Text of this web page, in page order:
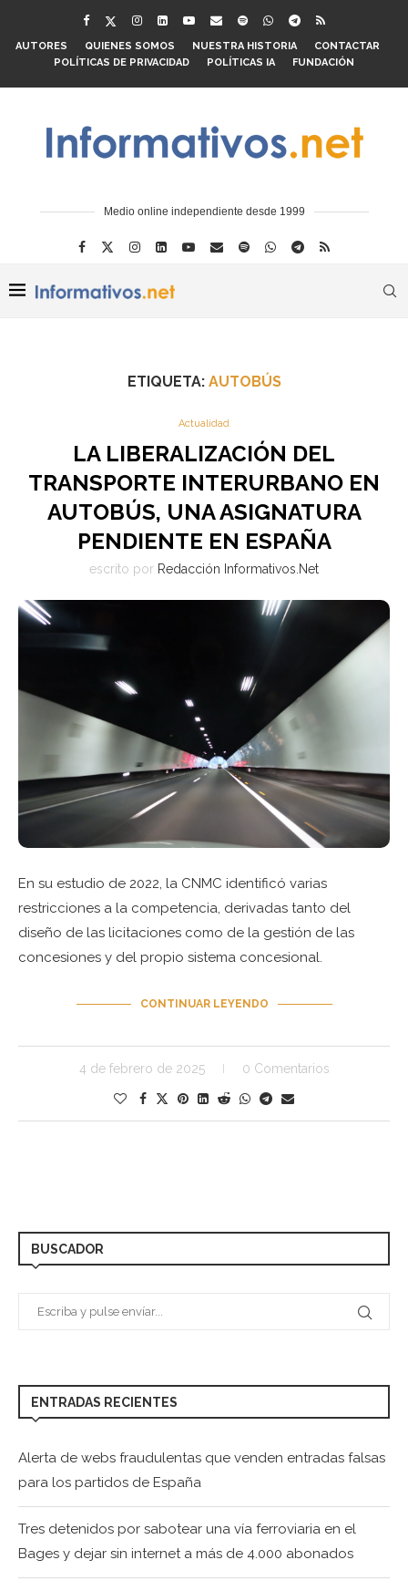
AUTORES QUIENES SOMOS NUESTRA HISTORIA
CONTACTAR
POLÍTICAS DE PRIVACIDAD
POLÍTICAS IA FUNDACIÓN
Medio online independiente desde 1999
ETIQUETA: AUTOBÚS
Actualidad
LA LIBERALIZACIÓN DEL
TRANSPORTE INTERURBANO EN
AUTOBÚS, UNA ASIGNATURA
PENDIENTE EN ESPAÑA
escrito por Redacción Informativos.Net
En su estudio de 2022, la CNMC identificó varias
restricciones a la competencia, derivadas tanto del
diseño de las licitaciones como de la gestión de las
concesiones y del propio sistema concesional.
CONTINUAR LEYENDO
4 de febrero de 2025 0 Comentarios
BUSCADOR
ENTRADAS RECIENTES
Alerta de webs fraudulentas que venden entradas falsas
para los partidos de España
Tres detenidos por sabotear una vía ferroviaria en el
Bages y dejar sin internet a más de 4.000 abonados